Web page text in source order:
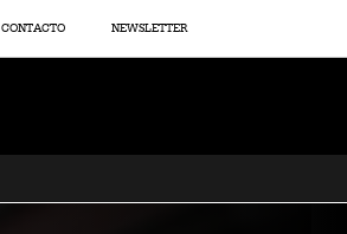
CONTACTO NEWSLETTER